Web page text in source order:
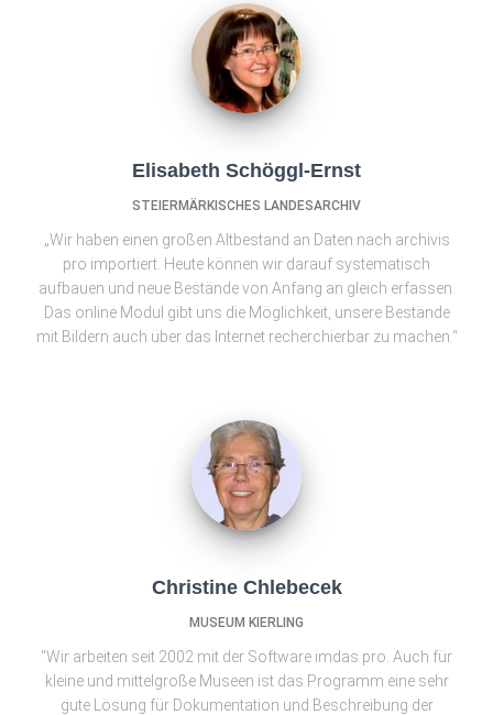
Elisabeth Schöggl-Ernst
STEIERMÄRKISCHES LANDESARCHIV
„Wir haben einen großen Altbestand an Daten nach archivis
pro importiert. Heute können wir darauf systematisch
aufbauen und neue Bestände von Anfang an gleich erfassen.
Das online Modul gibt uns die Möglichkeit, unsere Bestände
mit Bildern auch über das Internet recherchierbar zu machen.“
Christine Chlebecek
MUSEUM KIERLING
"Wir arbeiten seit 2002 mit der Software imdas pro. Auch für
kleine und mittelgroße Museen ist das Programm eine sehr
gute Lösung für Dokumentation und Beschreibung der